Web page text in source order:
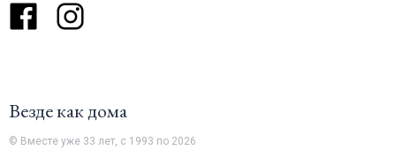
FacebookInstagram
Везде как дома
© Вместе уже 33 лет, с 1993 по 2026